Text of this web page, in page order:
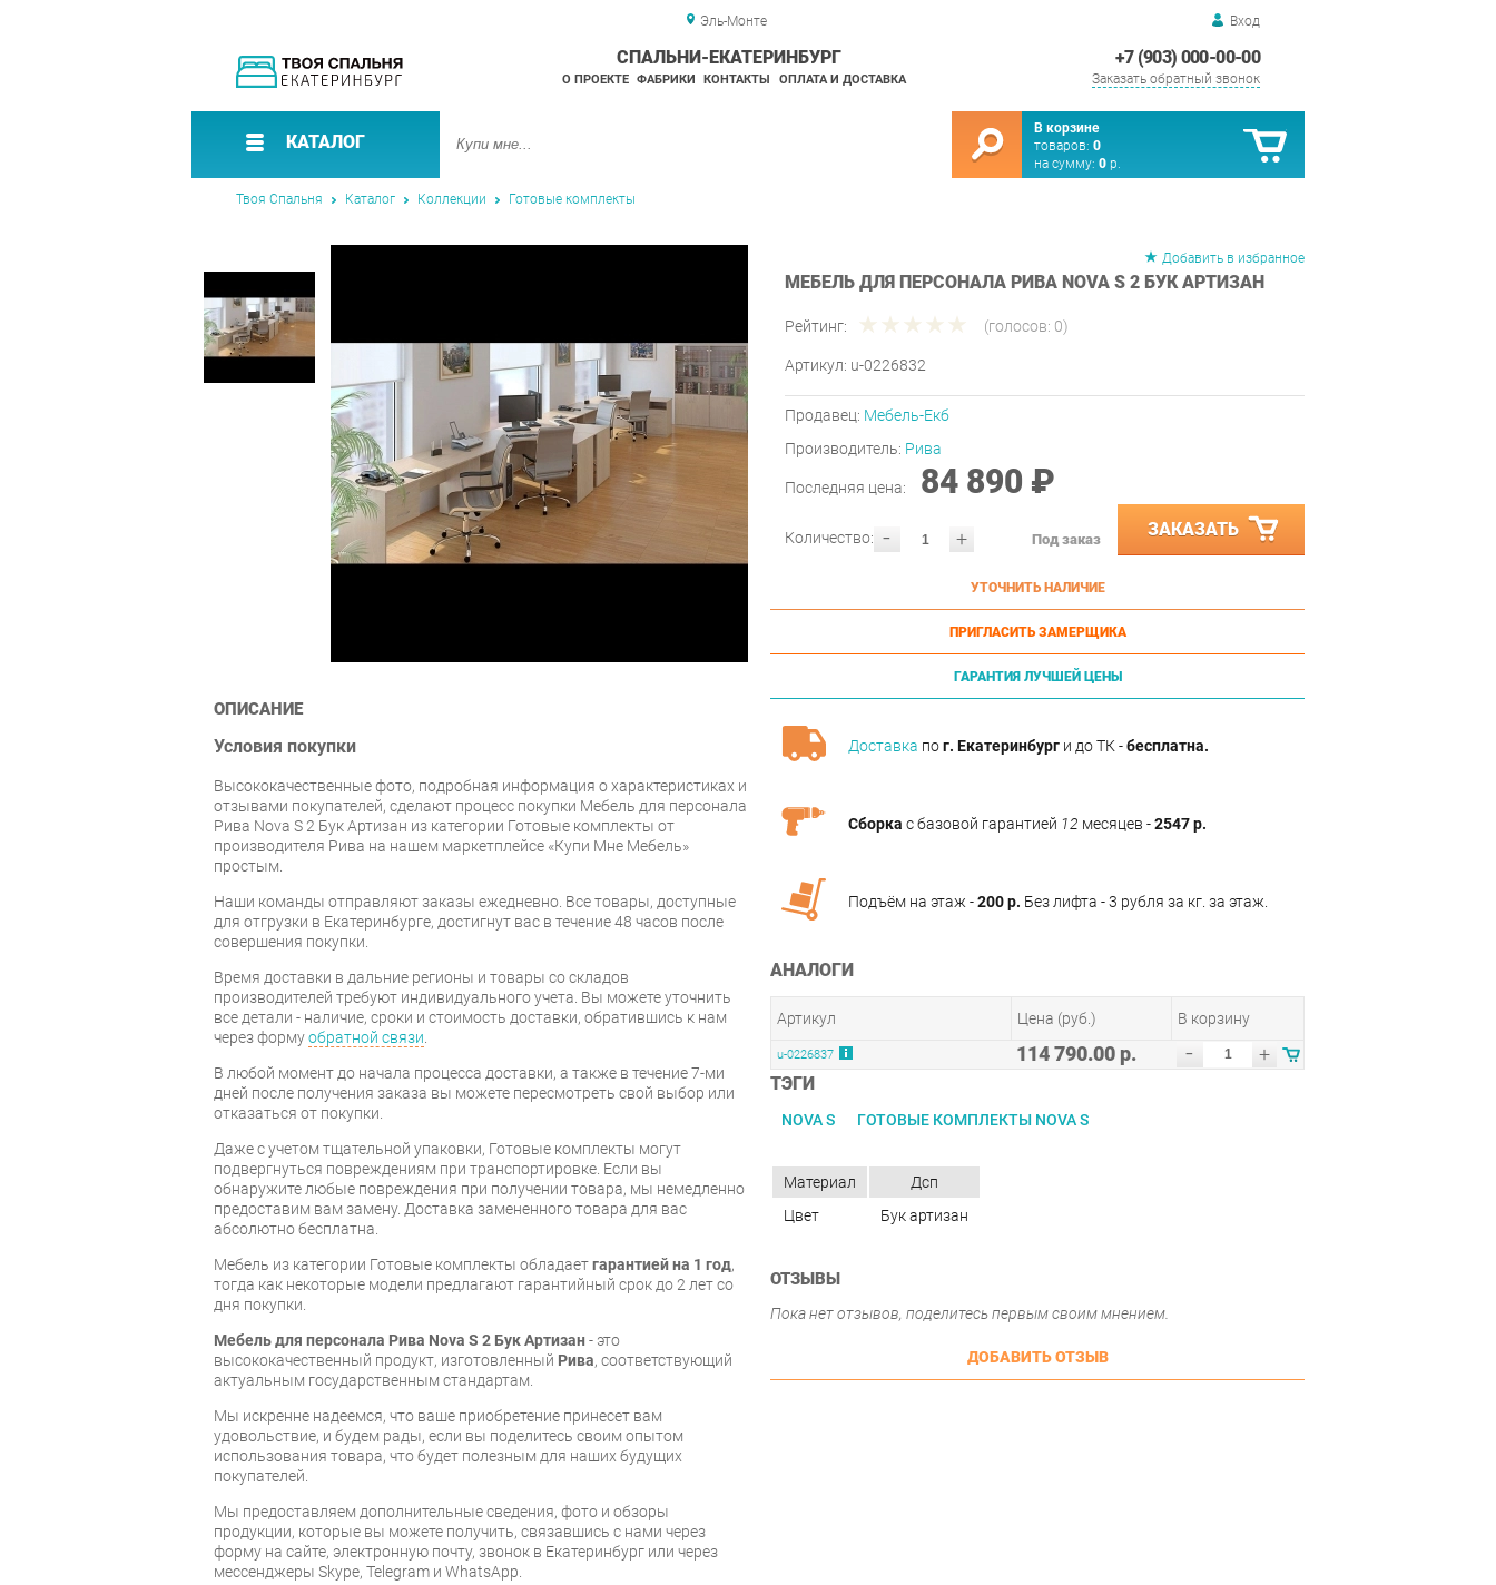
Эль-Монте Вход
+7 (903) 000-00-00
Заказать обратный звонок
СПАЛЬНИ-ЕКАТЕРИНБУРГ
О ПРОЕКТЕ ФАБРИКИ КОНТАКТЫ ОПЛАТА И ДОСТАВКА
КАТАЛОГ
В корзине
товаров: 0
на сумму: 0 р.
Твоя Спальня Каталог Коллекции Готовые комплекты
Добавить в избранное
МЕБЕЛЬ ДЛЯ ПЕРСОНАЛА РИВА NOVA S 2 БУК АРТИЗАН
Рейтинг: (голосов: 0)
Артикул: u-0226832
Продавец: Мебель-Екб
Производитель: Рива
Последняя цена: 84 890 ₽
- +
Количество: Под заказ ЗАКАЗАТЬ
УТОЧНИТЬ НАЛИЧИЕ
ПРИГЛАСИТЬ ЗАМЕРЩИКА
ГАРАНТИЯ ЛУЧШЕЙ ЦЕНЫ
Доставка пог. Екатеринбург и до ТК -бесплатна.
Сборка с базовой гарантией 12 месяцев -2547 р.
Подъём на этаж -200 р. Без лифта - 3 рубля за кг. за этаж.
АНАЛОГИ
Артикул Цена (руб.) В корзину
u-0226837 114 790.00 р. - +
ТЭГИ
NOVA S ГОТОВЫЕ КОМПЛЕКТЫ NOVA S
ОПИСАНИЕ
Условия покупки
Высококачественные фото, подробная информация о характеристиках и
отзывами покупателей, сделают процесс покупки Мебель для персонала
Рива Nova S 2 Бук Артизан из категории Готовые комплекты от
производителя Рива на нашем маркетплейсе «Купи Мне Мебель»
простым.
Наши команды отправляют заказы ежедневно. Все товары, доступные
для отгрузки в Екатеринбурге, достигнут вас в течение 48 часов после
совершения покупки.
Время доставки в дальние регионы и товары со складов
производителей требуют индивидуального учета. Вы можете уточнить
все детали - наличие, сроки и стоимость доставки, обратившись к нам
через формуобратной связи
В любой момент до начала процесса доставки, а также в течение 7-ми
дней после получения заказа вы можете пересмотреть свой выбор или
отказаться от покупки.
Даже с учетом тщательной упаковки, Готовые комплекты могут
подвергнуться повреждениям при транспортировке. Если вы
обнаружите любые повреждения при получении товара, мы немедленно
предоставим вам замену. Доставка замененного товара для вас
абсолютно бесплатна.
Мебель из категории Готовые комплекты обладаетгарантией на 1 год,
тогда как некоторые модели предлагают гарантийный срок до 2 лет со
дня покупки.
Мебель для персонала Рива Nova S 2 Бук Артизан- это
высококачественный продукт, изготовленный Рива, соответствующий
актуальным государственным стандартам.
Мы искренне надеемся, что ваше приобретение принесет вам
удовольствие, и будем рады, если вы поделитесь своим опытом
использования товара, что будет полезным для наших будущих
покупателей.
Мы предоставляем дополнительные сведения, фото и обзоры
продукции, которые вы можете получить, связавшись с нами через
форму на сайте, электронную почту, звонок в Екатеринбург или через
мессенджеры Skype, Telegram и WhatsApp.
Материал
Дсп
Цвет
Бук артизан
ОТЗЫВЫ
Пока нет отзывов, поделитесь первым своим мнением.
ДОБАВИТЬ ОТЗЫВ